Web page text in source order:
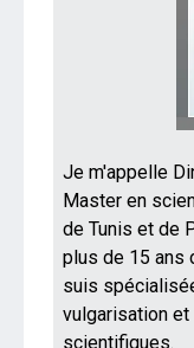
Je m'appelle
Master en
de Tunis et de
plus de 15 ans
suis
vulgarisation
scientifiques.